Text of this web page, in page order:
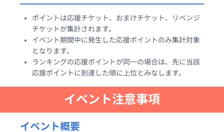
ポイントは応援チケット、おまけチケット、リベンジ
チケットが集計されます。
イベント期間中に発生した応援ポイントのみ集計対象
となります。
ランキングの応援ポイントが同一の場合は、先に当該
応援ポイントに到達した順に上位とみなします。
イベント注意事項
イベント概要